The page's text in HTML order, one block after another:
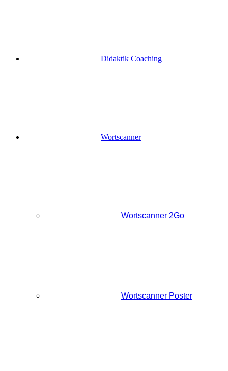
Didaktik Coaching
Wortscanner
Wortscanner 2Go
Wortscanner Poster